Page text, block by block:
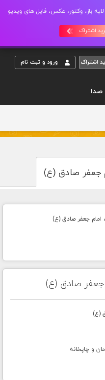
ماهیانه تا 600 طرح لایه باز، وکتور، عکس، فایل های ویدیو
اشتراک
اشتراک ورود و ثبت نام
صدا
جعفر صادق (ع)
جعفر صادق (ع)
(ع)
و چاپخانه